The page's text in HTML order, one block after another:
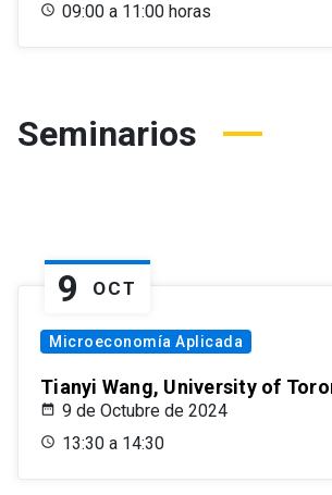
09:00 a 11:00 horas
Seminarios
9 OCT
Microeconomía Aplicada
Tianyi Wang, University of
9 de Octubre de 2024
13:30 a 14:30